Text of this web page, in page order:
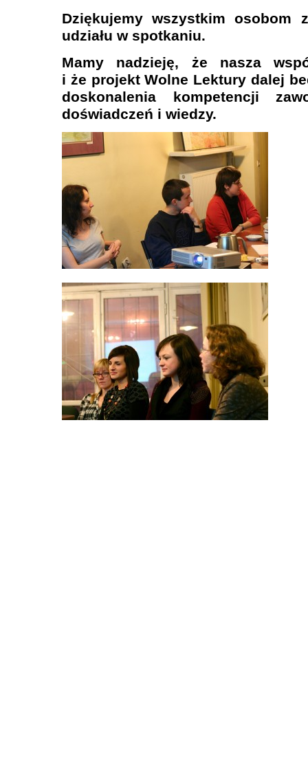
Dziękujemy wszystkim osobom
udziału w spotkaniu.
Mamy nadzieję, że nasza
i że projekt Wolne Lektury dalej
doskonalenia kompetencji
doświadczeń i wiedzy.